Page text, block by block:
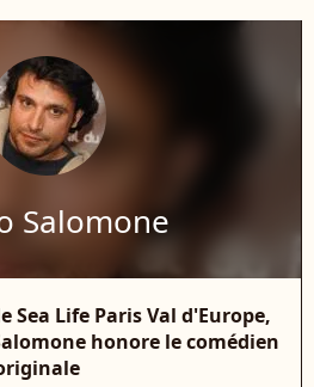
Salomone
Sea Life Paris Val d'Europe,
honore le comédien